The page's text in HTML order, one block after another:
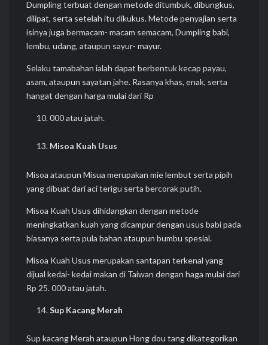
Dumpling terbuat dengan metode ditumbuk, dibungkus,
dilipat, serta setelah itu dikukus. Metode penyajian serta
isinya juga bermacam- macam semacam, Dumpling babi,
lembu, udang, ataupun sayur- mayur.
Selaku tamabahan ialah dapat berbentuk kecap payau,
asam, ataupun sayatan jahe. Rasanya khas, enak, serta
hangat dengan harga mulai dari Rp
000 atau jatah.
Misoa Kuah Usus
Misoa ataupun Misua merupakan mie lembut serta pipih
yang dibuat dari aci terigu serta bercorak putih.
Misoa Kuah Usus dihidangkan dengan metode
meningkatkan kuah yang dicampur dengan usus babi pada
biasanya serta pula bahan ataupun bumbu spesial.
Misoa Kuah Usus merupakan santapan terkenal yang
dijual kedai- kedai makan di Taiwan dengan haga mulai dari
Rp 25. 000 atau jatah.
Sup Kacang Merah
Sup kacang Merah ataupun Hong dou tang dikategorikan